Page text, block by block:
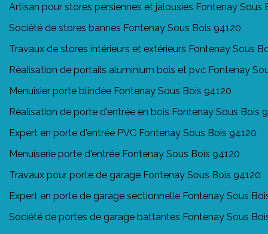
Artisan pour stores persiennes et jalousies Fontenay Sous
Société de stores bannes Fontenay Sous Bois 94120
Travaux de stores intérieurs et extérieurs Fontenay Sous
Réalisation de portails aluminium bois et pvc Fontenay
Menuisier porte blindée Fontenay Sous Bois 94120
Réalisation de porte d'entrée en bois Fontenay Sous Bois
Expert en porte d'entrée PVC Fontenay Sous Bois 94120
Menuiserie porte d'entrée Fontenay Sous Bois 94120
Travaux pour porte de garage Fontenay Sous Bois 94120
Expert en porte de garage sectionnelle Fontenay Sous
Société de portes de garage battantes Fontenay Sous